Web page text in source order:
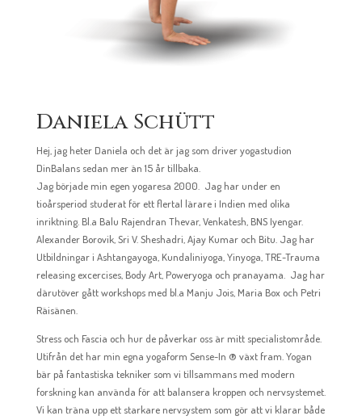
Daniela Schütt
Hej, jag heter Daniela och det är jag som driver yogastudion
DinBalans sedan mer än 15 år tillbaka.
Jag började min egen yogaresa 2000. Jag har under en
tioårsperiod studerat för ett flertal lärare i Indien med olika
inriktning. Bl.a Balu Rajendran Thevar, Venkatesh, BNS Iyengar.
Alexander Borovik, Sri V. Sheshadri, Ajay Kumar och Bitu. Jag har
Utbildningar i Ashtangayoga, Kundaliniyoga, Yinyoga, TRE-Trauma
releasing excercises, Body Art, Poweryoga och pranayama. Jag har
därutöver gått workshops med bl.a Manju Jois, Maria Box och Petri
Räisänen.
Stress och Fascia och hur de påverkar oss är mitt specialistområde.
Utifrån det har min egna yogaform Sense-In ® växt fram. Yogan
bär på fantastiska tekniker som vi tillsammans med modern
forskning kan använda för att balansera kroppen och nervsystemet.
Vi kan träna upp ett starkare nervsystem som gör att vi klarar både